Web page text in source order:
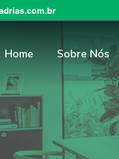
Home Sobre Nós